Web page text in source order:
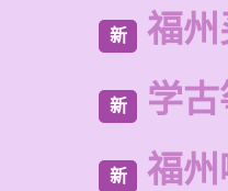
新 福
新 学
新 福